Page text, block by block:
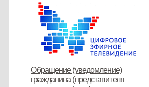
Обращение (уведомление)
гражданина (представителя